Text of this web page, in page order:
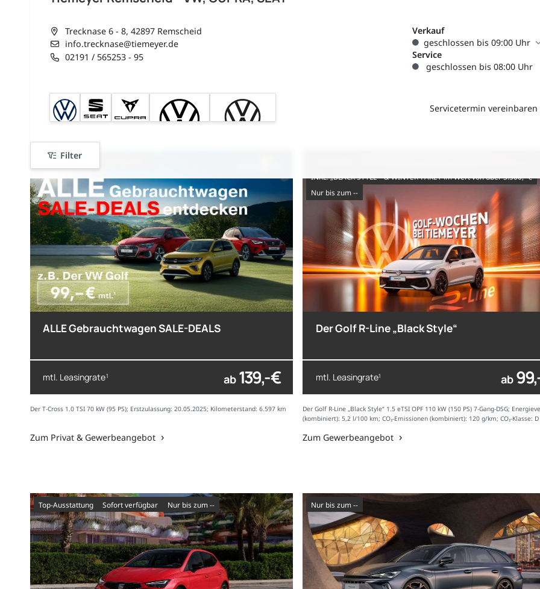
Trecknase 6 - 8, 42897 Remscheid
info.trecknase@tiemeyer.de
02191 / 565253 - 95
Verkauf
geschlossen bis 09:00 Uhr
Service
geschlossen bis 08:00 Uhr
Servicetermin vereinbaren
Filter
sofort verfügbar
ALLE Gebrauchtwagen SALE-DEALS
mtl. Leasingrate1 ab 139,- €
Der T-Cross 1.0 TSI 70 kW (95 PS); Erstzulassung: 20.05.2025; Kilometerstand: 6.597 km
Zum Privat & Gewerbeangebot
INKL. „BLACK STYLE“- & WINTER-PAKET im Wert von über 3.500,- €
nur bis zum --
Der Golf R-Line „Black Style“
mtl. Leasingrate1 ab
Der Golf R-Line „Black Style“ 1.5 eTSI OPF 110 kW (150 PS) 7-Gang-DSG;
(kombiniert): 5,2 l/100 km; CO₂-Emissionen (kombiniert): 120 g/km; CO₂-Klasse: D
Zum Gewerbeangebot
Top-Ausstattung sofort verfügbar nur bis zum -- nur bis zum --